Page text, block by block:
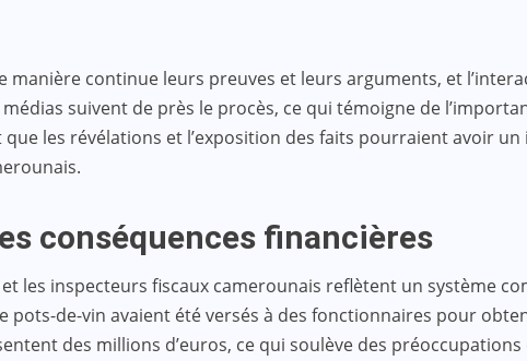
manière continue leurs preuves et leurs arguments, et
suivent de près le procès, ce qui témoigne de
les révélations et l’exposition des faits pourraient avoir
conséquences financières
les inspecteurs fiscaux camerounais reflètent un système
de-vin avaient été versés à des fonctionnaires pour
des millions d’euros, ce qui soulève des